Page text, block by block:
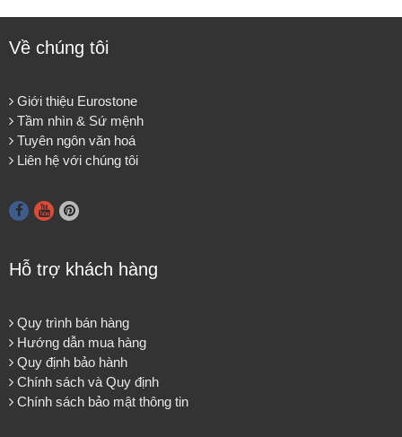
Về chúng tôi
Giới thiệu Eurostone
Tầm nhìn & Sứ mệnh
Tuyên ngôn văn hoá
Liên hệ với chúng tôi
Hỗ trợ khách hàng
Quy trình bán hàng
Hướng dẫn mua hàng
Quy định bảo hành
Chính sách và Quy định
Chính sách bảo mật thông tin